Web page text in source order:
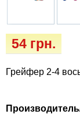
54 грн.
Грейфер 2-4
Vet Diet
для собак
килимки
Миски,